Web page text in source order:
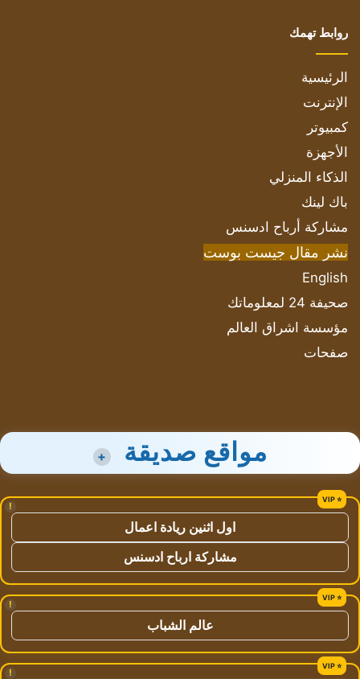
روابط تهمك
الرئيسية
الإنترنت
كمبيوتر
الأجهزة
الذكاء المنزلي
باك لينك
مشاركة أرباح ادسنس
نشر مقال جيست بوست
English
صحيفة 24 لمعلوماتك
مؤسسة اشراق العالم
صفحات
مواقع صديقة +
!
اول اثنين ريادة اعمال
مشاركة ارباح ادسنس
!
عالم الشباب
!